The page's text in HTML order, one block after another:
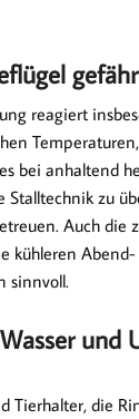
reagiert
bei anhaltend
Stalltechnik zu
Auch die
kühleren
sinnvoll.
und
Tierhalter, die